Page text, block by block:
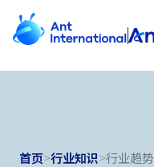
首页>行业知识>行业趋势